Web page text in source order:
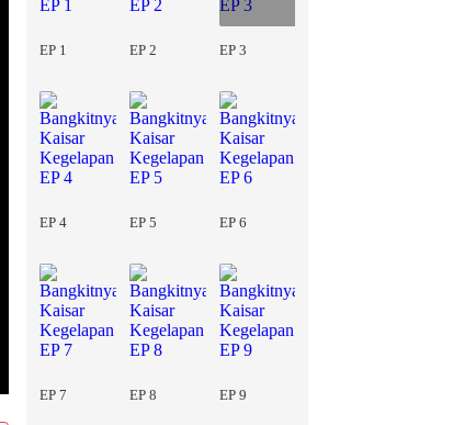
EP 1 EP 2 EP 3
EP 4 EP 5 EP 6
EP 7 EP 8 EP 9